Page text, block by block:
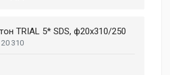
TRIAL 5* SDS, ф20х310/250
310